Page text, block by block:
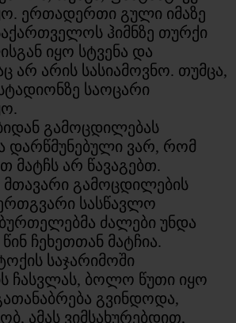
ერთადერთი გული იმაზე
ჰიმნზე თურქი
იყო სტვენა და
არ არის სასიამოვნო. თუმცა,
საოცარი
გამოცდილებას
დარწმუნებული ვარ, რომ
მატჩს არ წავაგებთ.
მთავარი გამოცდილების
სასწავლო
ძალები უნდა
ჩეხეთთან მატჩია.
საჯარიმოში
ჩასვლას, ბოლო წუთი იყო
გვინდოდა,
ამას ვიმსახურებდით,